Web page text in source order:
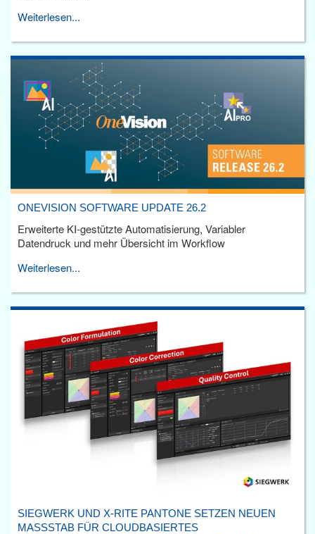
Weiterlesen...
ONEVISION SOFTWARE UPDATE 26.2
Erweiterte KI-gestützte Automatisierung, Variabler
Datendruck und mehr Übersicht im Workflow
Weiterlesen...
SIEGWERK UND X-RITE PANTONE SETZEN NEUEN
MASSSTAB FÜR CLOUDBASIERTES F